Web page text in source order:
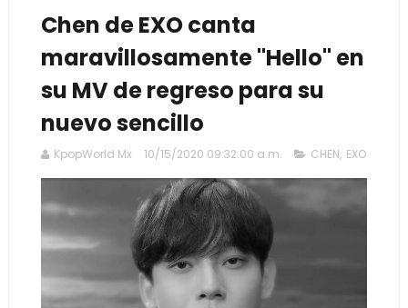
Chen de EXO canta
maravillosamente "Hello" en
su MV de regreso para su
nuevo sencillo
KpopWorld Mx 10/15/2020 09:32:00 a.m. CHEN, EXO